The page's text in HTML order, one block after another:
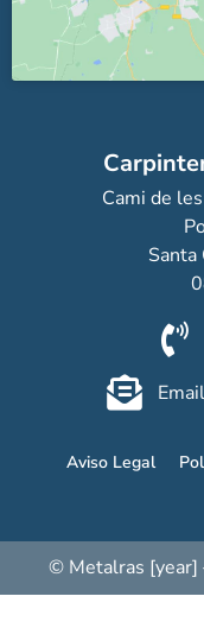
Cami de
Santa
Aviso Legal
© Metalras [year]